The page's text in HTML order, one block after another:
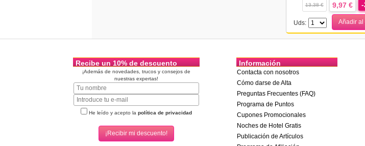
13,38 € 9,97 € -
Uds: Añadir al
Recibe un 10% de descuento
¡Además de novedades, trucos y consejos de
nuestras expertas!
He leído y acepto la política de privacidad
Información
Contacta con nosotros
Cómo darse de Alta
Preguntas Frecuentes (FAQ)
Programa de Puntos
Cupones Promocionales
Noches de Hotel Gratis
Publicación de Artículos